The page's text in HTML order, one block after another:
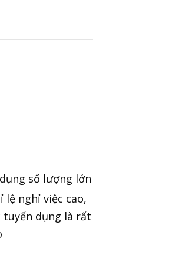
số lượng lớn
lệ nghỉ việc cao,
tuyển dụng là rất